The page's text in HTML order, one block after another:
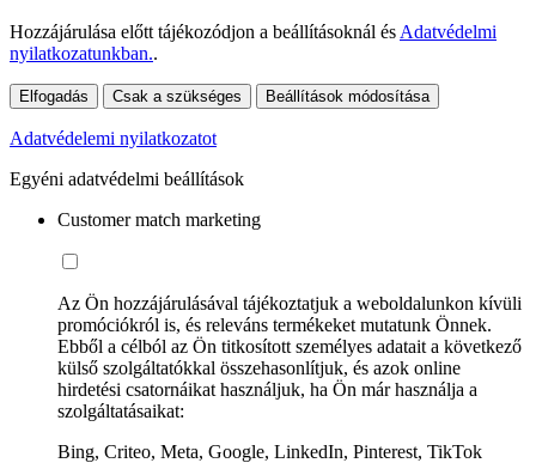
Hozzájárulása előtt tájékozódjon a beállításoknál és Adatvédelmi
nyilatkozatunkban..
Elfogadás Csak a szükséges Beállítások módosítása
Adatvédelemi nyilatkozatot
Egyéni adatvédelmi beállítások
Customer match marketing
Az Ön hozzájárulásával tájékoztatjuk a weboldalunkon kívüli
promóciókról is, és releváns termékeket mutatunk Önnek.
Ebből a célból az Ön titkosított személyes adatait a következő
külső szolgáltatókkal összehasonlítjuk, és azok online
hirdetési csatornáikat használjuk, ha Ön már használja a
szolgáltatásaikat:
Bing, Criteo, Meta, Google, LinkedIn, Pinterest, TikTok